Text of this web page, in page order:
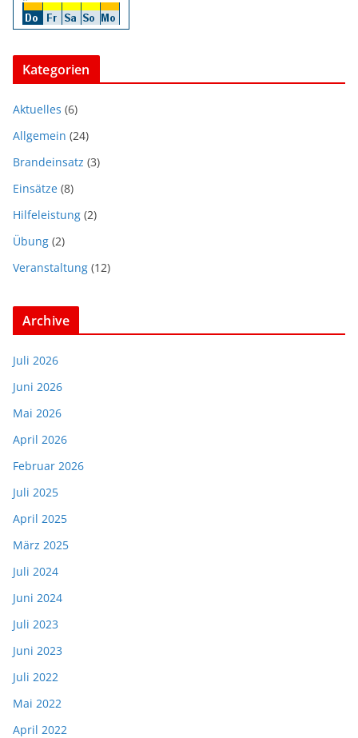
Kategorien
Aktuelles (6)
Allgemein (24)
Brandeinsatz (3)
Einsätze (8)
Hilfeleistung (2)
Übung (2)
Veranstaltung (12)
Archive
Juli 2026
Juni 2026
Mai 2026
April 2026
Februar 2026
Juli 2025
April 2025
März 2025
Juli 2024
Juni 2024
Juli 2023
Juni 2023
Juli 2022
Mai 2022
April 2022